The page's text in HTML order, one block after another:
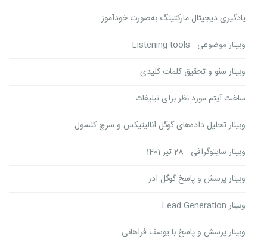
یادگیری دیجیتال مارکتینگ به‌صورت خودآموز
وبینار موضوعی - Listening tools
وبینار سئو و تحقیق کلمات کلیدی
ساخت آیتم مورد نظر برای تبلیغات
وبینار تحلیل داده‌های گوگل آنالیتیکس و سرچ کنسول
وبینار سایتوگرافی - 28 تیر 1401
وبینار پرسش و پاسخ گوگل ادز
وبینار Lead Generation
وبینار پرسش و پاسخ با یوسف فراهانی